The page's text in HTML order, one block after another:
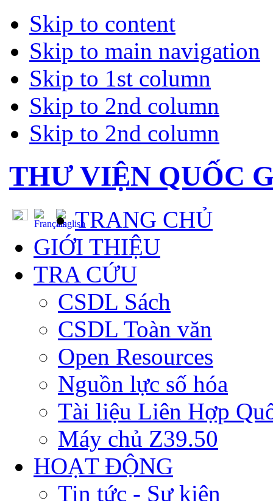
Skip to content
Skip to main navigation
Skip to 1st column
Skip to 2nd column
Skip to 2nd column
THƯ VIỆN QUỐC
TRANG CHỦ
GIỚI THIỆU
TRA CỨU
CSDL Sách
CSDL Toàn văn
Open Resources
Nguồn lực số hóa
Tài liệu Liên Hợp
Máy chủ Z39.50
HOẠT ĐỘNG
Tin tức - Sự kiện